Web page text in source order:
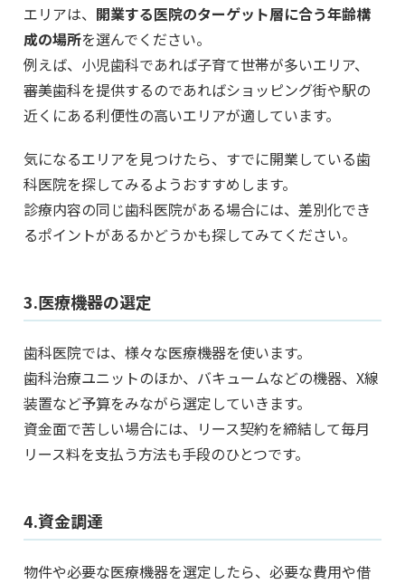
エリアは、 開業する医院のターゲット層に合う年齢構
成の場所を選んでください。
例えば、小児歯科であれば子育て世帯が多いエリア、
審美歯科を提供するのであればショッピング街や駅の
近くにある利便性の高いエリアが適しています。
気になるエリアを見つけたら、すでに開業している歯
科医院を探してみるようおすすめします。
診療内容の同じ歯科医院がある場合には、差別化でき
るポイントがあるかどうかも探してみてください。
3.医療機器の選定
歯科医院では、様々な医療機器を使います。
歯科治療ユニットのほか、バキュームなどの機器、X線
装置など予算をみながら選定していきます。
資金面で苦しい場合には、リース契約を締結して毎月
リース料を支払う方法も手段のひとつです。
4.資金調達
物件や必要な医療機器を選定したら、必要な費用や借